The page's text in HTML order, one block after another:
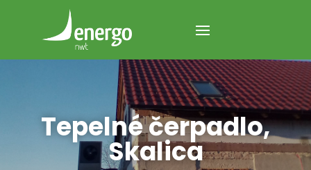
Tepelné čerpadlo,
Skalica